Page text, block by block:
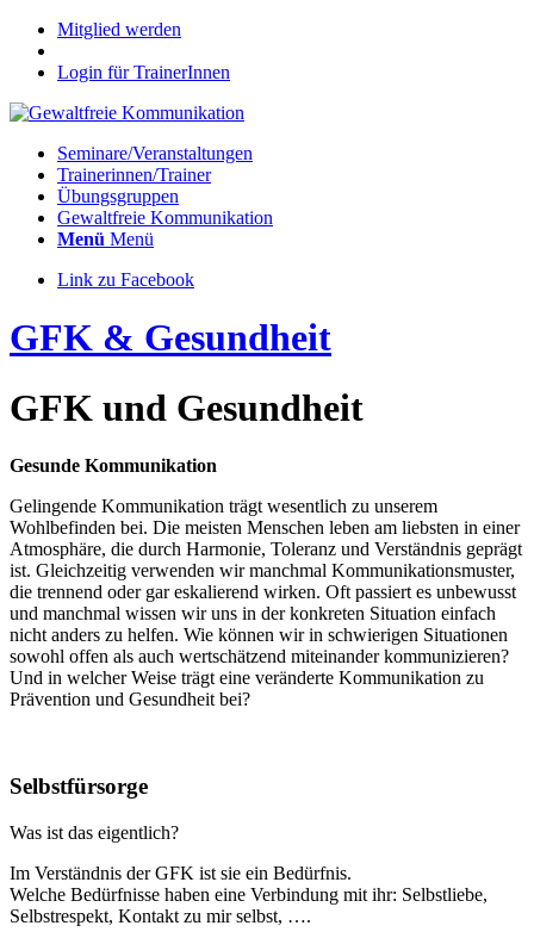
Mitglied werden
Login für TrainerInnen
Seminare/Veranstaltungen
Trainerinnen/Trainer
Übungsgruppen
Gewaltfreie Kommunikation
Menü Menü
Link zu Facebook
GFK & Gesundheit
GFK und Gesundheit
Gesunde Kommunikation
Gelingende Kommunikation trägt wesentlich zu unserem
Wohlbefinden bei. Die meisten Menschen leben am liebsten in einer
Atmosphäre, die durch Harmonie, Toleranz und Verständnis geprägt
ist. Gleichzeitig verwenden wir manchmal Kommunikationsmuster,
die trennend oder gar eskalierend wirken. Oft passiert es unbewusst
und manchmal wissen wir uns in der konkreten Situation einfach
nicht anders zu helfen. Wie können wir in schwierigen Situationen
sowohl offen als auch wertschätzend miteinander kommunizieren?
Und in welcher Weise trägt eine veränderte Kommunikation zu
Prävention und Gesundheit bei?
Selbstfürsorge
Was ist das eigentlich?
Im Verständnis der GFK ist sie ein Bedürfnis.
Welche Bedürfnisse haben eine Verbindung mit ihr: Selbstliebe,
Selbstrespekt, Kontakt zu mir selbst, ….